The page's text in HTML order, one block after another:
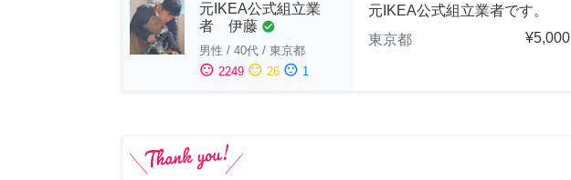
元IKEA公式組立業
者 伊藤 check_circle
男性 / 40代 / 東京都
sentiment_satisfied 2249 sentiment_neutral 26 sentiment_dissatisfied 1
元IKEA公式組立業者です。
東京都
¥5,000